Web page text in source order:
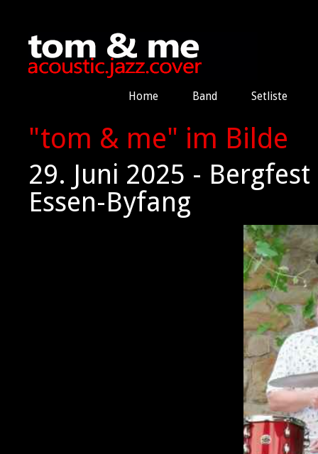
Home Band Setliste
"tom & me" im Bilde
29. Juni 2025 -
Essen-Byfang